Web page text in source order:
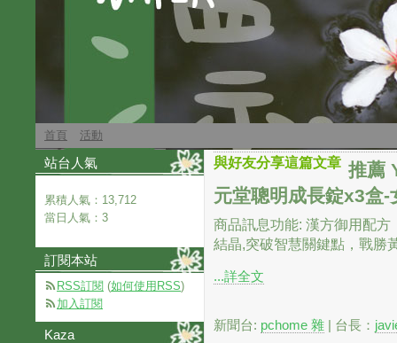
首頁 活動
與好友分享這篇文章 推薦
元堂聰明成長錠x3盒-
商品訊息功能: 漢方御用配
結晶,突破智慧關鍵點，戰勝
...詳全文
新聞台: pchome 雜 | 台長：
站台人氣
累積人氣： 13,712
當日人氣： 3
訂閱本站
RSS訂閱 (如何使用RSS)
加入訂閱
Kaza